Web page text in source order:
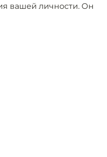
вашей личности. Он